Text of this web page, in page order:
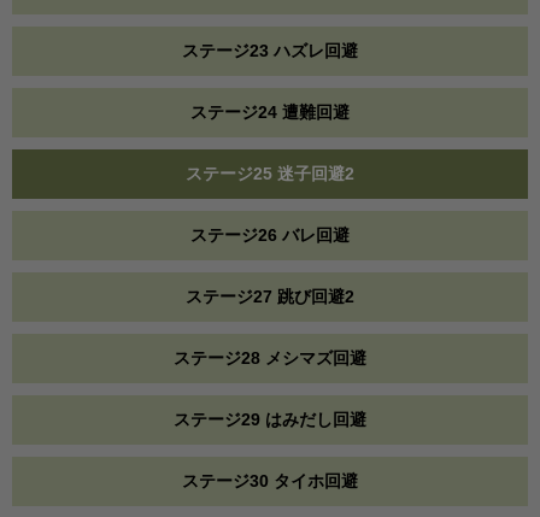
ステージ23 ハズレ回避
ステージ24 遭難回避
ステージ25 迷子回避2
ステージ26 バレ回避
ステージ27 跳び回避2
ステージ28 メシマズ回避
ステージ29 はみだし回避
ステージ30 タイホ回避